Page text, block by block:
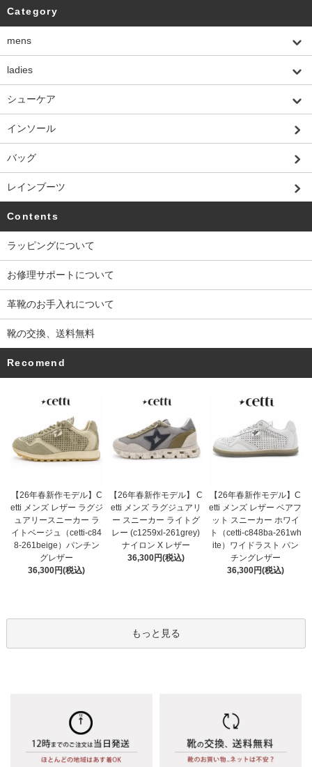
Category
mens
ladies
シューケア
インソール
バッグ
レインブーツ
Contents
ラッピングについて
お修理サポートについて
革靴のお手入れについて
靴の交換、送料無料
Recomend
【26年春新作モデル】C
etti メンズ レザー ラグジ
ュアリースニーカー ラ
イトベージュ（cetti-c84
8-261beige）パンチン
グレザー
36,300円(税込)
【26年春新作モデル】 C
etti メンズ ラグジュアリ
ー スニーカー ライトグ
レー (c1259xl-261grey)
ナイロン X レザー
36,300円(税込)
【26年春新作モデル】C
etti メンズ レザー ベアフ
ット スニーカー ホワイ
ト（cetti-c848ba-261wh
ite）ワイドラスト パン
チングレザー
36,300円(税込)
もっと見る